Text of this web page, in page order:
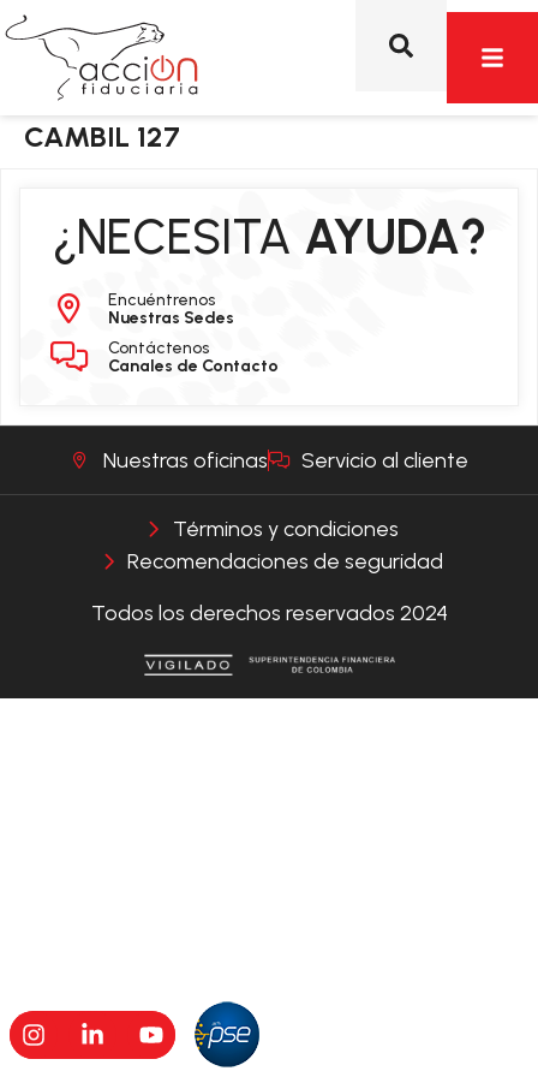
CAMBIL 127
¿NECESITA AYUDA?
Encuéntrenos
Nuestras Sedes
Contáctenos
Canales de Contacto
Nuestras oficinas Servicio al cliente
Términos y condiciones
Recomendaciones de seguridad
Todos los derechos reservados 2024